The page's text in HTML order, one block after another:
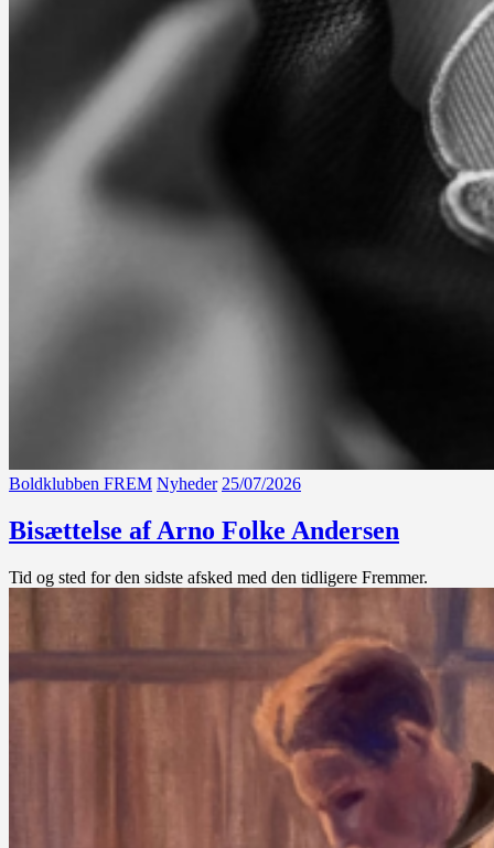
Boldklubben FREM Nyheder 25/07/2026
Bisættelse af Arno Folke Andersen
Tid og sted for den sidste afsked med den tidligere Fremmer.